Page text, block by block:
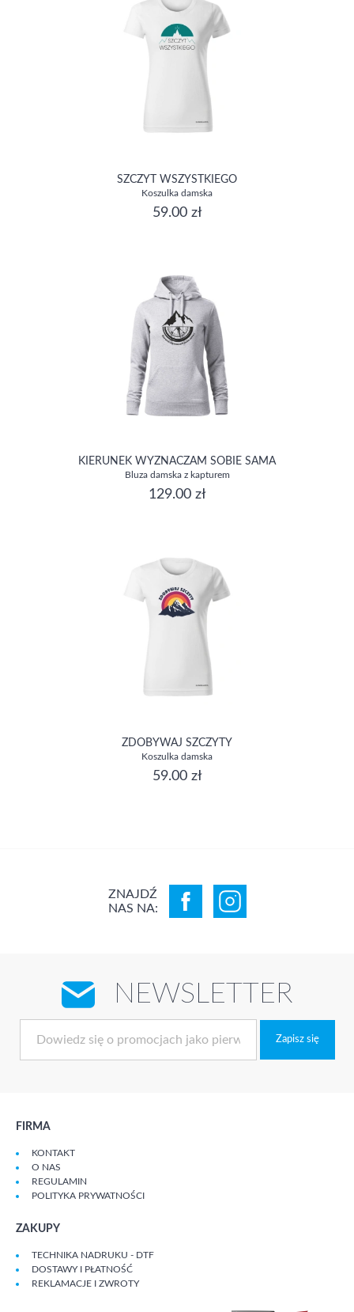
SZCZYT WSZYSTKIEGO
Koszulka damska
59.00 zł
KIERUNEK WYZNACZAM SOBIE SAMA
Bluza damska z kapturem
129.00 zł
ZDOBYWAJ SZCZYTY
Koszulka damska
59.00 zł
ZNAJDŹ
NAS NA:
NEWSLETTER
Zapisz się
FIRMA
KONTAKT
O NAS
REGULAMIN
POLITYKA PRYWATNOŚCI
ZAKUPY
TECHNIKA NADRUKU - DTF
DOSTAWY I PŁATNOŚĆ
REKLAMACJE I ZWROTY